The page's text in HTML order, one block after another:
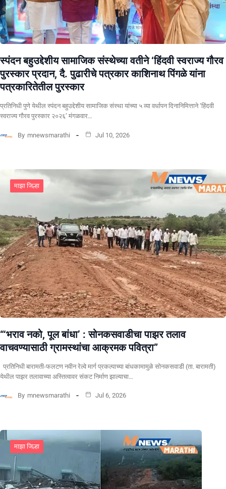
स्पंदन बहुउद्देशीय सामाजिक संस्थेच्या वतीने ‘हिंदवी स्वराज्य गौरव
पुरस्कार प्रदान, दै. पुढारीचे पत्रकार काशिनाथ पिंगळे यांना
पत्रकारितेतील पुरस्कार
प्रतिनिधी पुणे येथील स्पंदन बहुउद्देशीय सामाजिक संस्था यांच्या ५ व्या वर्धापन दिनानिमित्ताने ‘हिंदवी
स्वराज्य गौरव पुरस्कार २०२६’ मंगळवार…
By mnewsmarathi Jul 10, 2026
माझा जिल्हा
“‘भराव नको, पूल बांधा’ : सोनकसवाडीचा पाझर तलाव
वाचवण्यासाठी ग्रामस्थांचा आक्रमक पवित्रा”
प्रतिनिधी बारामती-फलटण नवीन रेल्वे मार्ग प्रकल्पाच्या बांधकामामुळे सोनकसवाडी (ता. बारामती)
येथील पाझर तलावाच्या अस्तित्वावर संकट निर्माण झाल्याचा…
By mnewsmarathi Jul 6, 2026
माझा जिल्हा